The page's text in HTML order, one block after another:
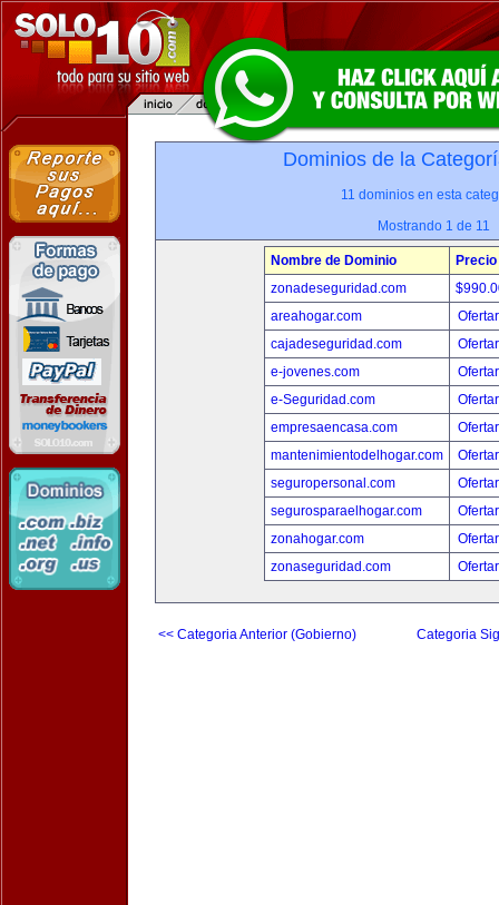
Dominios de la
11 dominios en esta
Mostrando 1 de 11
Nombre de Dominio
Precio
zonadeseguridad.com
areahogar.com
cajadeseguridad.com
e-jovenes.com
e-Seguridad.com
empresaencasa.com
mantenimientodelhogar.com
seguropersonal.com
segurosparaelhogar.com
zonahogar.com
zonaseguridad.com
<< Categoria Anterior (Gobierno) Categoria